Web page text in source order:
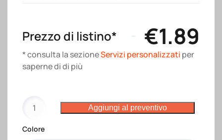
Prezzo di listino* €1.89
* consulta la sezioneServizi personalizzati per
saperne di di più
cotone/poliestere
Aggiungi al preventivo
Colore